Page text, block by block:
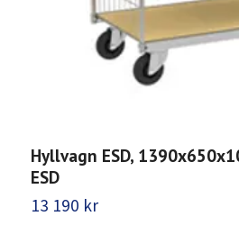
Hyllvagn ESD,
ESD
13 190 kr